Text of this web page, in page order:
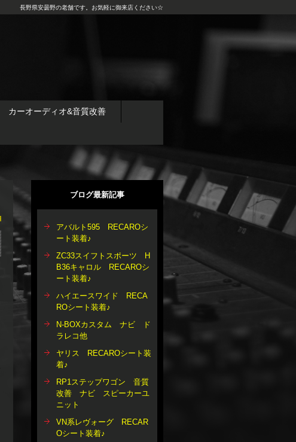
長野県安曇野の老舗です。お気軽に御来店ください☆
カーオーディオ&音質改善
ブログ最新記事
アバルト595 RECAROシ
ート装着♪
ZC33スイフトスポーツ H
B36キャロル RECAROシ
ート装着♪
ハイエースワイド RECA
ROシート装着♪
N-BOXカスタム ナビ ド
ラレコ他
ヤリス RECAROシート装
着♪
RP1ステップワゴン 音質
改善 ナビ スピーカーユ
ニット
VN系レヴォーグ RECAR
Oシート装着♪